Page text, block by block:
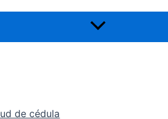
Alternar
de cédula